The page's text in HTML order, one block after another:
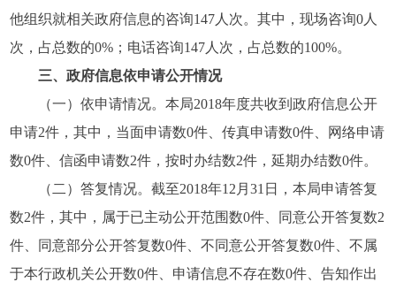
他组织就相关政府信息的咨询147人次。其中，现场咨询0人
次，占总数的0%；电话咨询147人次，占总数的100%。
三、政府信息依申请公开情况
（一）依申请情况。本局2018年度共收到政府信息公开
申请2件，其中，当面申请数0件、传真申请数0件、网络申请
数0件、信函申请数2件，按时办结数2件，延期办结数0件。
（二）答复情况。截至2018年12月31日，本局申请答复
数2件，其中，属于已主动公开范围数0件、同意公开答复数2
件、同意部分公开答复数0件、不同意公开答复数0件、不属
于本行政机关公开数0件、申请信息不存在数0件、告知作出